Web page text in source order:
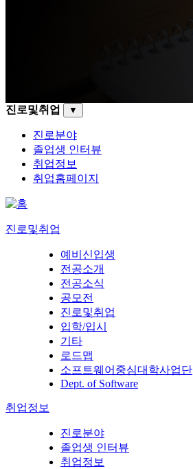
진로및취업 ▼
진로분야
졸업생 인터뷰
취업정보
취업홈페이지
진로및취업
예비신입생
전공소개
전공소식
공모전
진로및취업
입학/입시
기타
로드맵
소프트웨어중심대학사업단
Dept. of Software
취업정보
진로분야
졸업생 인터뷰
취업정보